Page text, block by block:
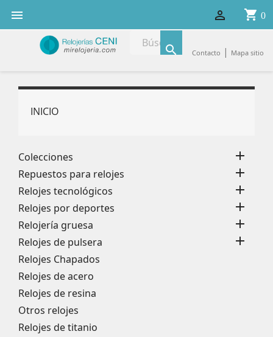
 shopping_cart 0

 Contacto | Mapa sitio
INICIO
Colecciones 
Repuestos para relojes 
Relojes tecnológicos 
Relojes por deportes 
Relojería gruesa 
Relojes de pulsera 
Relojes Chapados
Relojes de acero
Relojes de resina
Otros relojes
Relojes de titanio